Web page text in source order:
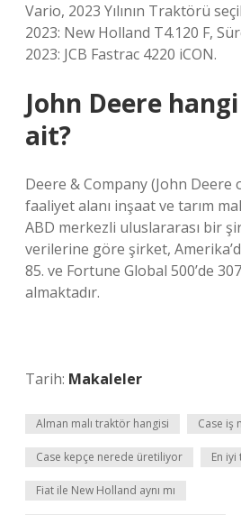
Vario, 2023 Yılının Traktörü
2023: New Holland T4.120 F,
2023: JCB Fastrac 4220 iCON.
John Deere
ait?
Deere & Company (John
faaliyet alanı inşaat ve tarım
ABD merkezli uluslararası bir
verilerine göre şirket,
85. ve Fortune Global 500’de
almaktadır.
Tarih: Makaleler
Alman malı traktör hangisi Case iş
Case kepçe nerede üretiliyor En
Fiat ile New Holland aynı mı